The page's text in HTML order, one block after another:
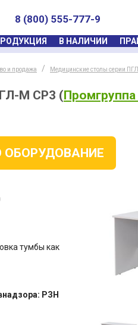
8 (800) 555-777-9
В НАЛИЧИИ
и продажа Медицинские столы серии
М СР3 (
ОБОРУДОВАНИЕ
тумбы как
РЗН